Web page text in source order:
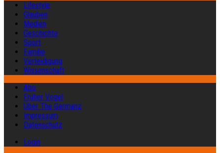
Lifestyle
Glauben
Medien
Geschichte
Sport
Familie
Verteidigung
Wissenschaft
Abo
Früher Vogel
Über The Germanz
Impressum
Datenschutz
Login